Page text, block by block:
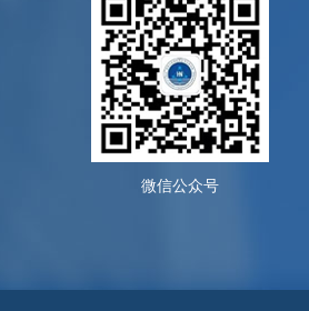
微信公众号